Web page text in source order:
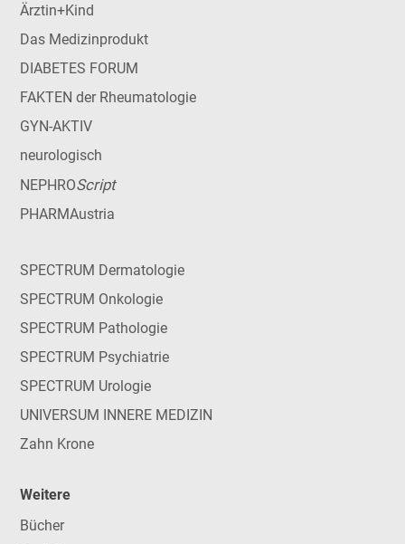
Ärztin+Kind
Das Medizinprodukt
DIABETES FORUM
FAKTEN der Rheumatologie
GYN-AKTIV
neurologisch
NEPHROScript
PHARMAustria
SPECTRUM Dermatologie
SPECTRUM Onkologie
SPECTRUM Pathologie
SPECTRUM Psychiatrie
SPECTRUM Urologie
UNIVERSUM INNERE MEDIZIN
Zahn Krone
Weitere
Bücher